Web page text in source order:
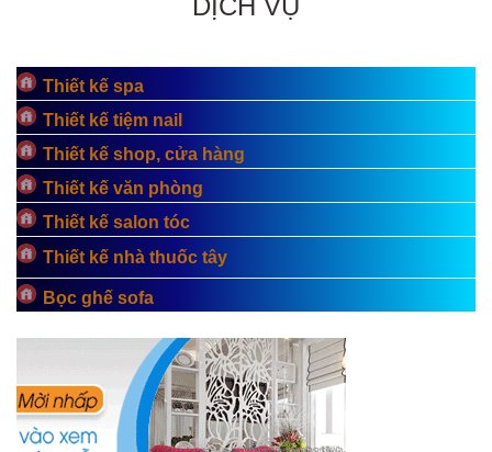
DỊCH VỤ
Thiết kế spa
Thiết kế tiệm nail
Thiết kế shop, cửa hàng
Thiết kế văn phòng
Thiết kế salon tóc
Thiết kế nhà thuốc tây
Bọc ghế sofa